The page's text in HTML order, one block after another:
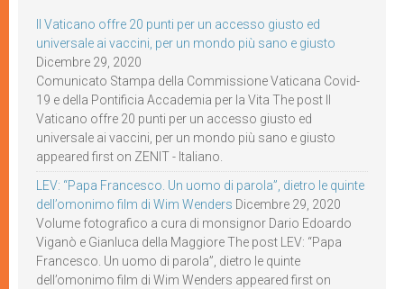
Il Vaticano offre 20 punti per un accesso giusto ed
universale ai vaccini, per un mondo più sano e giusto
Dicembre 29, 2020
Comunicato Stampa della Commissione Vaticana Covid-
19 e della Pontificia Accademia per la Vita The post Il
Vaticano offre 20 punti per un accesso giusto ed
universale ai vaccini, per un mondo più sano e giusto
appeared first on ZENIT - Italiano.
LEV: “Papa Francesco. Un uomo di parola”, dietro le quinte
dell’omonimo film di Wim Wenders Dicembre 29, 2020
Volume fotografico a cura di monsignor Dario Edoardo
Viganò e Gianluca della Maggiore The post LEV: “Papa
Francesco. Un uomo di parola”, dietro le quinte
dell’omonimo film di Wim Wenders appeared first on